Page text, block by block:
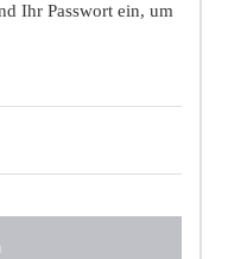
Ihr Passwort ein, um